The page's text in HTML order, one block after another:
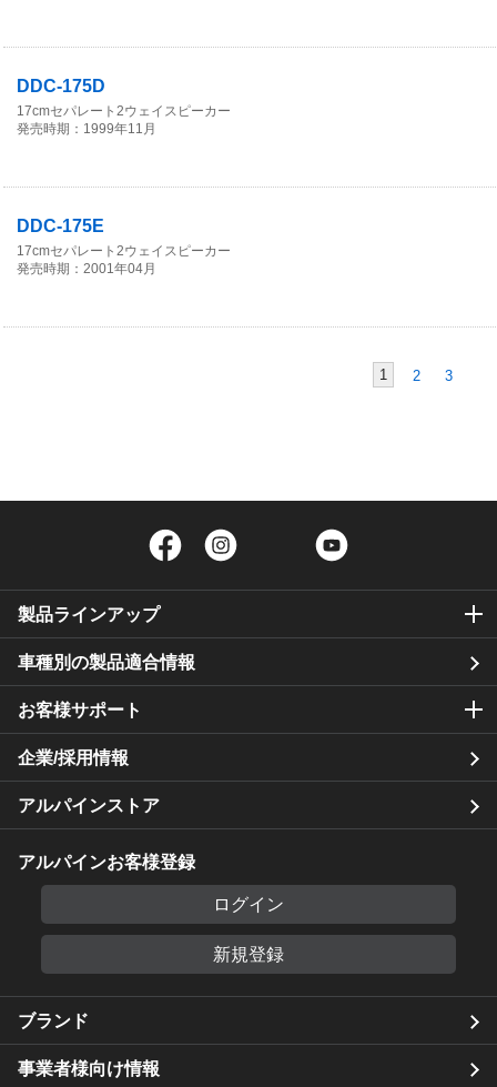
DDC-175D
17cmセパレート2ウェイスピーカー
発売時期：1999年11月
DDC-175E
17cmセパレート2ウェイスピーカー
発売時期：2001年04月
1 2 3
Facebook Twitter
製品ラインアップ
車種別の製品適合情報
お客様サポート
企業/採用情報
アルパインストア
アルパインお客様登録
ログイン
新規登録
ブランド
事業者様向け情報